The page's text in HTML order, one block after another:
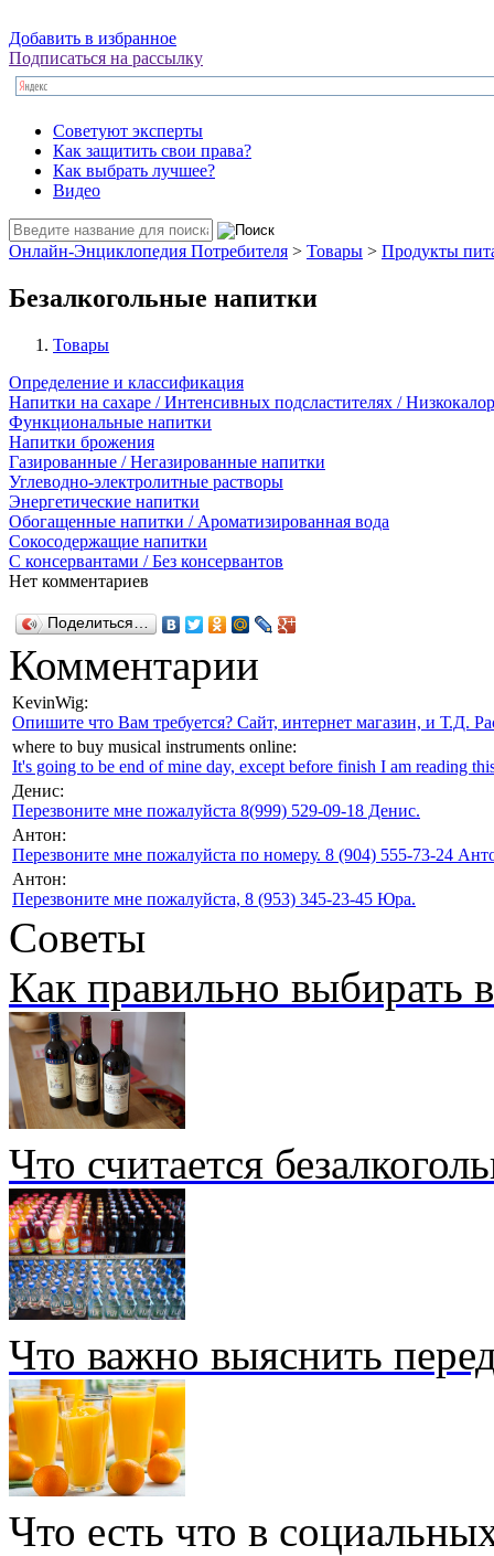
Добавить в избранное
Подписаться на рассылку
Советуют эксперты
Как защитить свои права?
Как выбрать лучшее?
Видео
Онлайн-Энциклопедия Потребителя > Товары > Продукты
Безалкогольные напитки
Товары
Определение и классификация
Напитки на сахаре / Интенсивных подсластителях /
Функциональные напитки
Напитки брожения
Газированные / Негазированные напитки
Углеводно-электролитные растворы
Энергетические напитки
Обогащенные напитки / Ароматизированная вода
Сокосодержащие напитки
С консервантами / Без консервантов
Нет комментариев
Поделиться…
Комментарии
KevinWig:
Опишите что Вам требуется? Сайт, интернет магазин, и Т.Д.
where to buy musical instruments online:
It's going to be end of mine day, except before finish I am reading
Денис:
Перезвоните мне пожалуйста 8(999) 529-09-18 Денис.
Антон:
Перезвоните мне пожалуйста по номеру. 8 (904) 555-73-24
Антон:
Перезвоните мне пожалуйста, 8 (953) 345-23-45 Юра.
Советы
Как правильно выбирать
Что считается
Что важно выяснить
Что есть что в